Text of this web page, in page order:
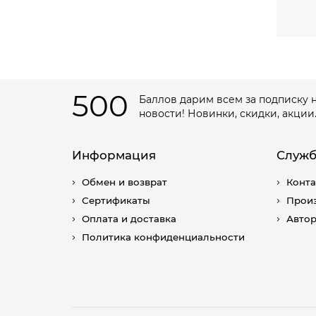
угги
500
Баллов дарим всем за подписку
новости! Новинки, скидки, акции.
Информация
Обмен и возврат
Сертификаты
Оплата и доставка
Политика конфиденциальности